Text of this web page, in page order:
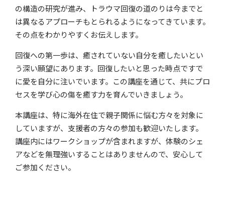
の構造の研究が進み、トラウマ回復の道のりは今までと
は異なるアプローチもとられるようになってきています。
その点をわかりやすくお伝えします。
回復への第一歩は、癒されていない自分を癒したいとい
う深い願望にあります。回復したいと思った時点ですで
に愛を自分に注いでいます。この講座を通じて、共にプロ
セスを学び心の傷を癒す力を育んでいきましょう。
本講座は、特に海外在住で親子関係に悩む方々を対象に
していますが、支援者の方々の参加も歓迎いたします。
講座内にはワークショップが含まれますが、体験のシェ
アなどを無理強いすることはありませんので、安心して
ご参加ください。